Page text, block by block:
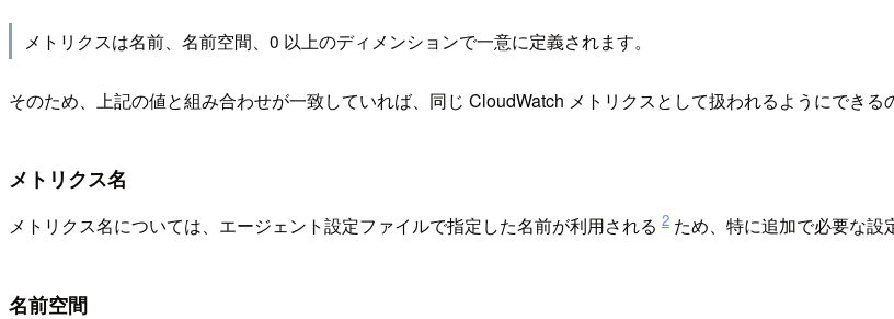
メトリクスは名前、名前空間、0 以上のディメンションで一意に定義されます。
そのため、上記の値と組み合わせが一致していれば、同じ CloudWatch メトリクスとして扱われるようにできる
メトリクス名
メトリクス名については、エージェント設定ファイルで指定した名前が利用される 2 ため、特に追加で必要な設
名前空間